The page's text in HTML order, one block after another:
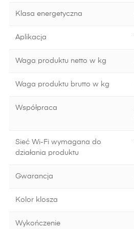
Klasa energetyczna
Aplikacja
Waga produktu netto w kg
Waga produktu brutto w kg
Współpraca
Sieć Wi-Fi wymagana do
działania produktu
Gwarancja
Kolor klosza
Wykończenie